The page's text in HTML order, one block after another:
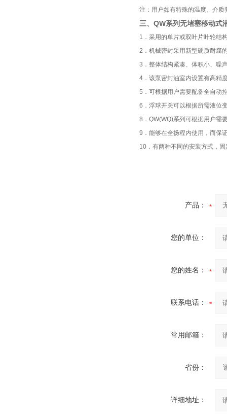
注：用户如有特殊的温度、介
三、QW系列无堵塞移动式
1．采用的单片或双叶片叶轮结
2．机械密封采用新型硬质耐腐
3．整体结构紧凑、体积小、噪
4．该泵密封油室内设置有高精
5．可根据用户需要配备全自动
6．浮球开关可以根据所需液位
8．QW(WQ)系列可根据用户需
9．能够在全扬程内使用，而保
10．有两种不同的安装方式，
产品：
您的单位：
您的姓名：
联系电话：
常用邮箱：
省份：
详细地址：